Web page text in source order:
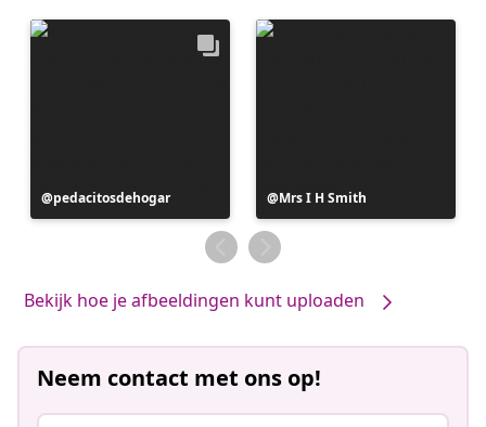
Bericht
gepubliceerd
pedacitosdehogar
Bericht
gepubliceerd
door
Mrs I H Smith
Bekijk hoe je afbeeldingen kunt uploaden
Neem contact met ons op!